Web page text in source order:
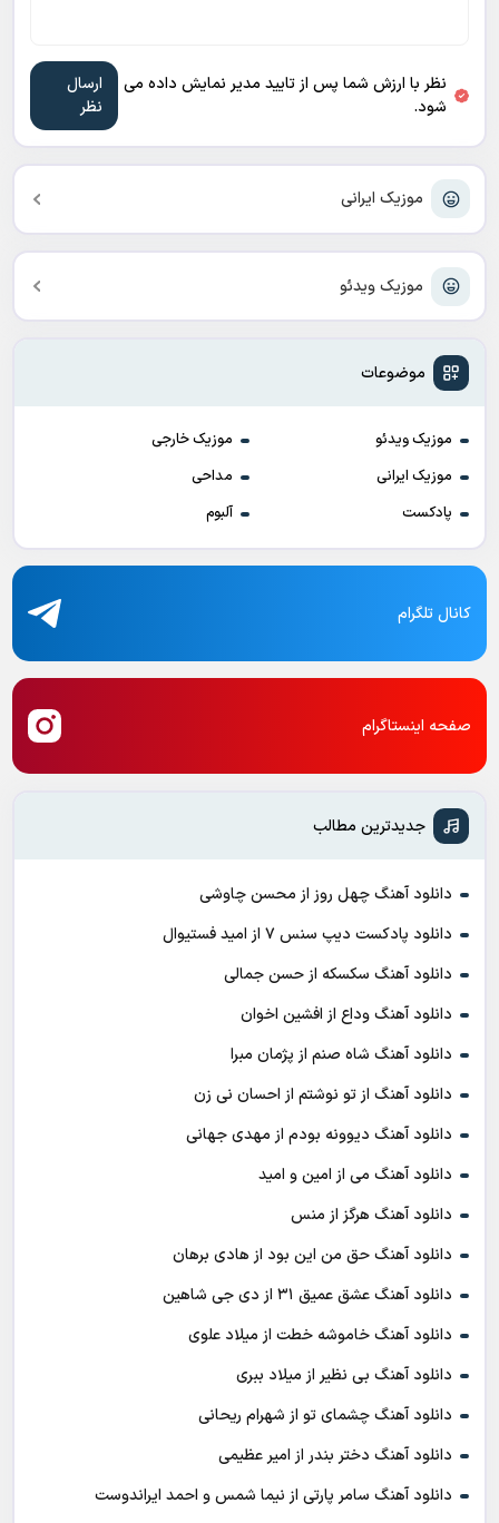
موزیک ایرانی
موزیک ویدئو
موضوعات
موزیک ویدئو
موزیک خارجی
موزیک ایرانی
مداحی
پادکست
آلبوم
نظر با ارزش شما پس از تایید مدیر نمایش داده می
شود.
کانال تلگرام
صفحه اینستاگرام
جدیدترین مطالب
دانلود آهنگ چهل روز از محسن چاوشی
دانلود پادکست ديپ سنس ۷ از اميد فستيوال
دانلود آهنگ سکسکه از حسن جمالی
دانلود آهنگ وداع از افشين اخوان
دانلود آهنگ شاه صنم از پژمان مبرا
دانلود آهنگ از تو نوشتم از احسان نی زن
دانلود آهنگ دیوونه بودم از مهدی جهانی
دانلود آهنگ می از امین و امید
دانلود آهنگ هرگز از منس
دانلود آهنگ حق من این بود از هادی برهان
دانلود آهنگ عشق عمیق ۳۱ از دی جی شاهین
دانلود آهنگ خاموشه خطت از میلاد علوی
دانلود آهنگ بی نظیر از میلاد ببری
دانلود آهنگ چشمای تو از شهرام ریحانی
دانلود آهنگ دختر بندر از امیر عظیمی
دانلود آهنگ سامر پارتی از نیما شمس و احمد ایراندوست